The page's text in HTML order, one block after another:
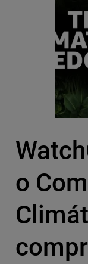
o